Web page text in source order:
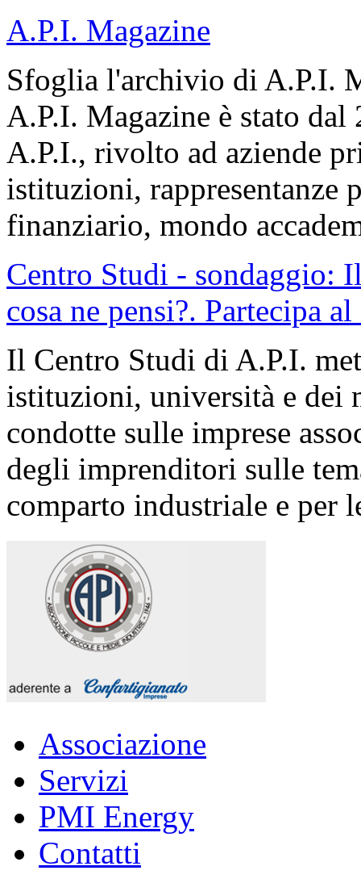
A.P.I. Magazine
Sfoglia l'archivio di A.P.I.
A.P.I. Magazine è stato
A.P.I., rivolto ad aziende
istituzioni, rappresentanze
finanziario, mondo
Centro Studi - sondaggio:
cosa ne pensi?. Partecipa
Il Centro Studi di A.P.I.
istituzioni, università e dei
condotte sulle imprese
degli imprenditori sulle
comparto industriale e per
Associazione
Servizi
PMI Energy
Contatti